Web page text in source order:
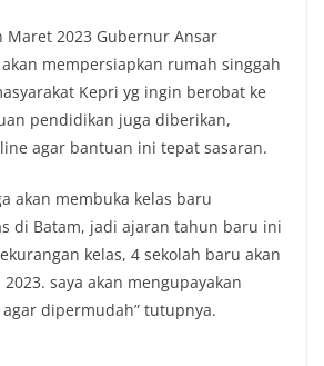
Maret 2023 Gubernur Ansar
mempersiapkan rumah singgah
Kepri yg ingin berobat ke
pendidikan juga diberikan,
agar bantuan ini tepat sasaran.
akan membuka kelas baru
di Batam, jadi ajaran tahun baru ini
kelas, 4 sekolah baru akan
saya akan mengupayakan
dipermudah” tutupnya.